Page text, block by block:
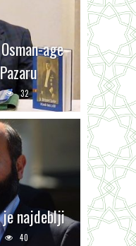
age
32
najdeblji
40